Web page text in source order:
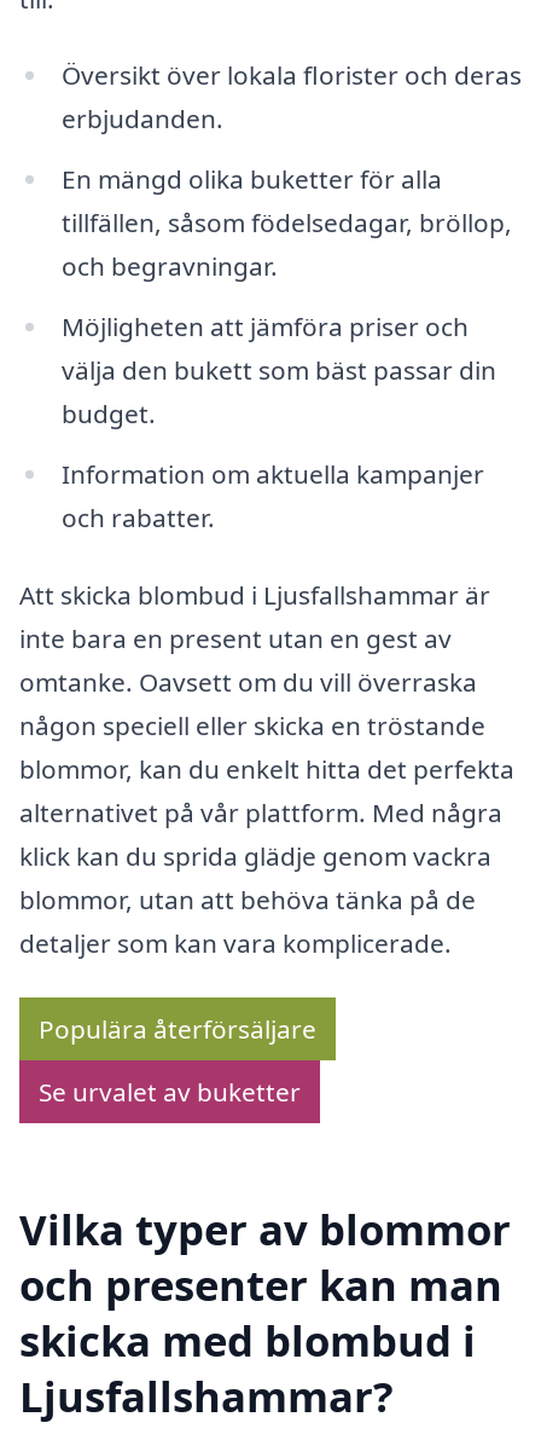
Översikt över lokala florister och deras
erbjudanden.
En mängd olika buketter för alla
tillfällen, såsom födelsedagar, bröllop,
och begravningar.
Möjligheten att jämföra priser och
välja den bukett som bäst passar din
budget.
Information om aktuella kampanjer
och rabatter.
Att skicka blombud i Ljusfallshammar är
inte bara en present utan en gest av
omtanke. Oavsett om du vill överraska
någon speciell eller skicka en tröstande
blommor, kan du enkelt hitta det perfekta
alternativet på vår plattform. Med några
klick kan du sprida glädje genom vackra
blommor, utan att behöva tänka på de
detaljer som kan vara komplicerade.
Populära återförsäljare
Se urvalet av buketter
Vilka typer av blommor
och presenter kan man
skicka med blombud i
Ljusfallshammar?